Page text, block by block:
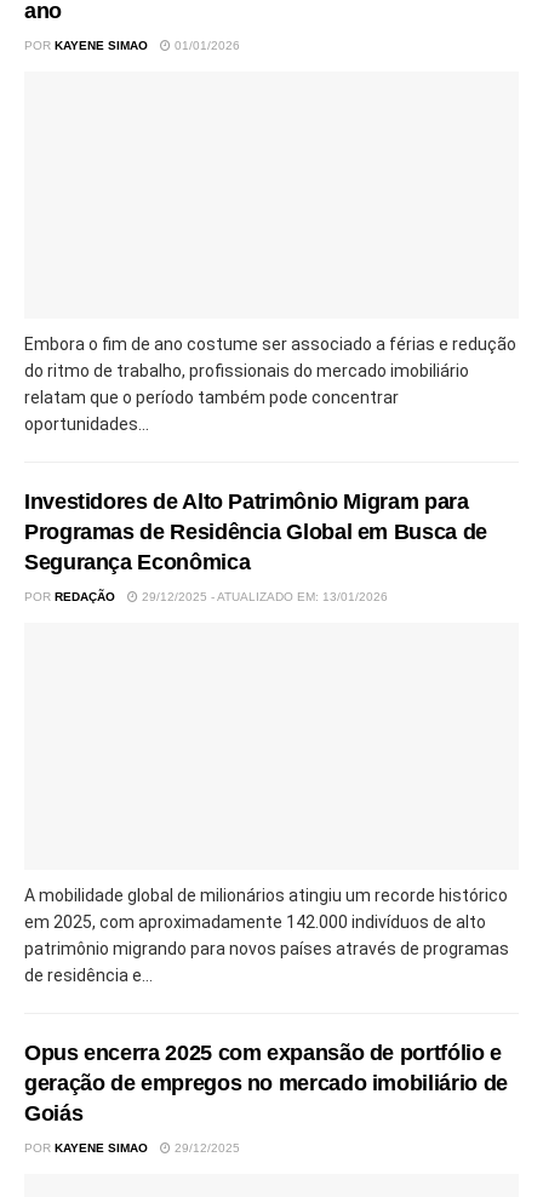
ano
POR KAYENE SIMAO 01/01/2026
Embora o fim de ano costume ser associado a férias e redução
do ritmo de trabalho, profissionais do mercado imobiliário
relatam que o período também pode concentrar
oportunidades...
Investidores de Alto Patrimônio Migram para
Programas de Residência Global em Busca de
Segurança Econômica
POR REDAÇÃO 29/12/2025 - ATUALIZADO EM: 13/01/2026
A mobilidade global de milionários atingiu um recorde histórico
em 2025, com aproximadamente 142.000 indivíduos de alto
patrimônio migrando para novos países através de programas
de residência e...
Opus encerra 2025 com expansão de portfólio e
geração de empregos no mercado imobiliário de
Goiás
POR KAYENE SIMAO 29/12/2025